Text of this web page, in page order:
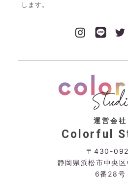
します。
運営会社
Colorful
〒430-
静岡県浜松市中央
6番28号